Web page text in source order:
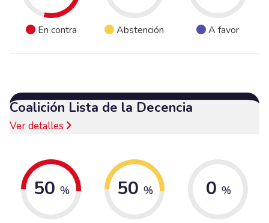
En contra Abstención A favor
Coalición Lista de la Decencia
Ver detalles
50 % 50 % 0 %